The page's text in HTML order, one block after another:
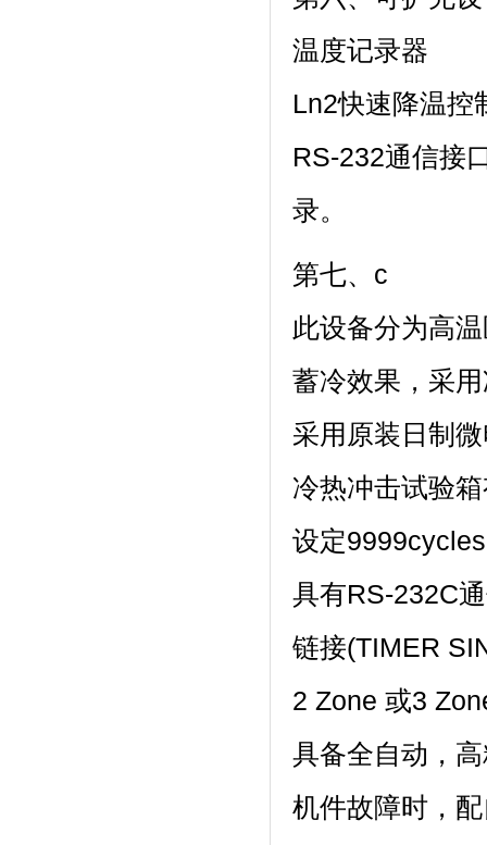
温度记录器
Ln2快速降温控
RS-232通信接
录。
第七、c
此设备分为高温
蓄冷效果，
采用原装日制微
冷热冲击试验箱
设定
具有RS-232C通
链接(TIMER
2 Zone 或3 Zone
具备全自动
机件故障时，